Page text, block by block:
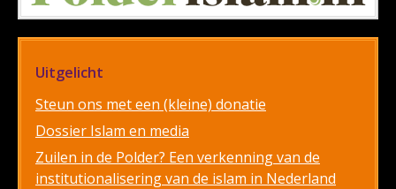
Uitgelicht
Steun ons met een (kleine) donatie
Dossier Islam en media
Zuilen in de Polder? Een verkenning van de
institutionalisering van de islam in Nederland